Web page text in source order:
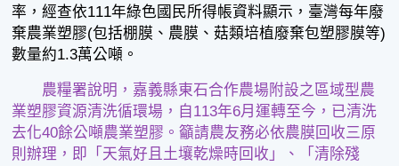
率，經查依111年綠色國民所得帳資料顯示，臺灣每年廢
棄農業塑膠(包括棚膜、農膜、菇類培植廢棄包塑膠膜等)
數量約1.3萬公噸。
農糧署說明，嘉義縣東石合作農場附設之區域型農
業塑膠資源清洗循環場，自113年6月運轉至今，已清洗
去化40餘公噸農業塑膠。籲請農友務必依農膜回收三原
則辦理，即「天氣好且土壤乾燥時回收」、「清除殘